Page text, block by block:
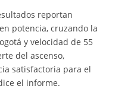
reportan
potencia, cruzando la
y velocidad de 55
del ascenso,
satisfactoria para el
el informe.